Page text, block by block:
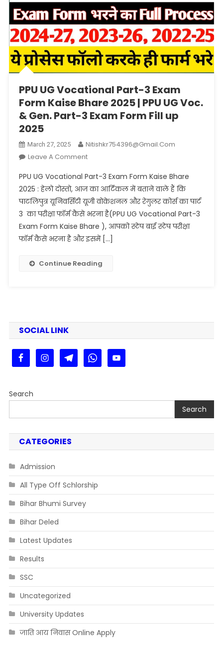
PPU UG Vocational Part-3 Exam
Form Kaise Bhare 2025 | PPU UG Voc.
& Gen. Part-3 Exam Form Fill up
2025
March 27, 2025
Nitishkr754396@gmail.com
Leave A CommentOn
UG
Vocational
Part-
3
Exam
Form
Bhare
Gen.
Part-
3
2025
PPU UG Vocational Part-3 Exam Form Kaise Bhare
2025 : हेलो दोस्तो, आज का आर्टिकल में बताने वाले हैं कि
पाटलिपुत्र यूनिवर्सिटी यूजी वोकेशनल और रेगुलर कोर्स का पार्ट
3 का परीक्षा फॉर्म कैसे भरना है(PPU UG Vocational Part-3
Exam Form Kaise Bhare ), आपको स्टेप बाई स्टेप परीक्षा
फॉर्म कैसे भरना है और इसमें […]
Continue Reading
SOCIAL LINK
Search
Search
CATEGORIES
Admission
All Type Off Schlorship
Bihar Bhumi Survey
Bihar Deled
Latest Updates
Results
SSC
Uncategorized
University Updates
जाति आय निवास Online Apply